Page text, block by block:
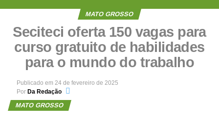
MATO GROSSO
Seciteci oferta 150 vagas para
curso gratuito de habilidades
para o mundo do trabalho
Publicado em 24 de fevereiro de 2025
Por Da Redação
MATO GROSSO